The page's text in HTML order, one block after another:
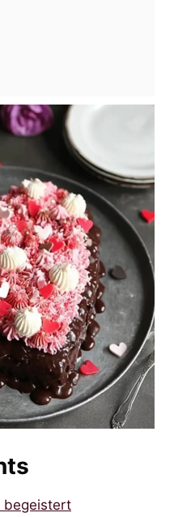
begeistert